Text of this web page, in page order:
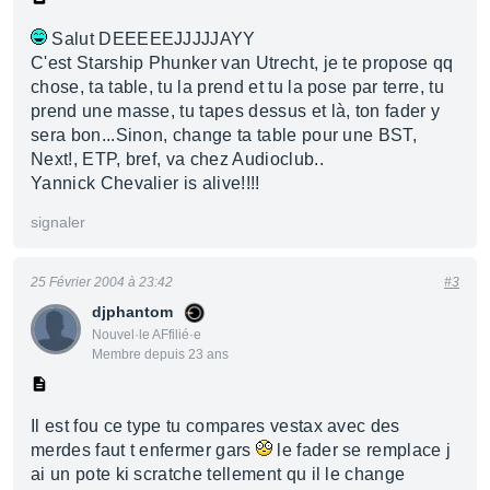
Salut DEEEEEJJJJJAYY
C'est Starship Phunker van Utrecht, je te propose qq
chose, ta table, tu la prend et tu la pose par terre, tu
prend une masse, tu tapes dessus et là, ton fader y
sera bon...Sinon, change ta table pour une BST,
Next!, ETP, bref, va chez Audioclub..
Yannick Chevalier is alive!!!!
signaler
djphantom
Nouvel·le AFfilié·e
Membre depuis 23 ans
25 Février 2004 à 23:42 #3
Il est fou ce type tu compares vestax avec des
merdes faut t enfermer gars
le fader se remplace j
ai un pote ki scratche tellement qu il le change